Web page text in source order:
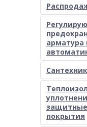
арматура
защитные
покрытия